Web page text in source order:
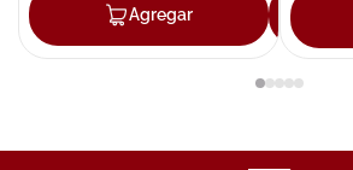
Agregar